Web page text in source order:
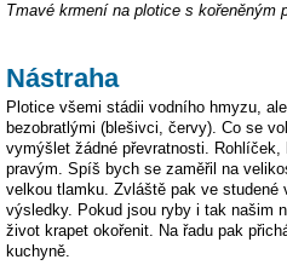
Tmavé krmení na plotice s kořeněným
Nástraha
Plotice všemi stádii vodního hmyzu,
bezobratlými (blešivci, červy). Co se
vymýšlet žádné převratnosti.
pravým. Spíš bych se zaměřil na
velkou tlamku. Zvláště pak ve
výsledky. Pokud jsou ryby i tak našim
život krapet okořenit. Na řadu pak
kuchyně.